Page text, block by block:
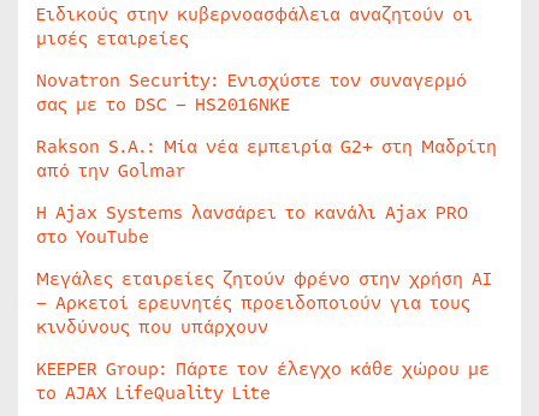
Ειδικούς στην κυβερνοασφάλεια αναζητούν οι
μισές εταιρείες
Novatron Security: Ενισχύστε τον συναγερμό
σας με το DSC – HS2016NKE
Rakson S.A.: Μία νέα εμπειρία G2+ στη Μαδρίτη
από την Golmar
Η Ajax Systems λανσάρει το κανάλι Ajax PRO
στο YouTube
Μεγάλες εταιρείες ζητούν φρένο στην χρήση AI
– Αρκετοί ερευνητές προειδοποιούν για τους
κινδύνους που υπάρχουν
KEEPER Group: Πάρτε τον έλεγχο κάθε χώρου με
το AJAX LifeQuality Lite